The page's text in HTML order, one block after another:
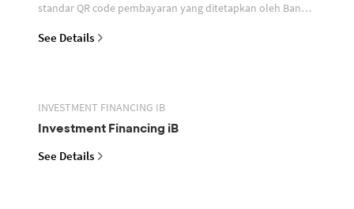
standar QR code pembayaran yang ditetapkan oleh Bank
See Details
INVESTMENT FINANCING IB
Investment Financing iB
See Details